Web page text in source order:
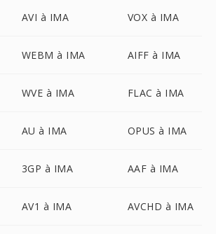
AVI à IMA VOX à IMA
WEBM à IMA AIFF à IMA
WVE à IMA FLAC à IMA
AU à IMA OPUS à IMA
3GP à IMA AAF à IMA
AV1 à IMA AVCHD à IMA